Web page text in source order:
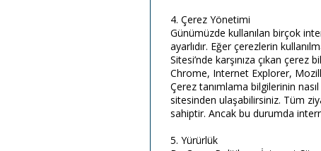
4. Çerez Yönetimi
Günümüzde kullanılan birçok
ayarlıdır. Eğer çerezlerin
Sitesi’nde karşınıza çıkan çerez
Chrome, Internet Explorer,
Çerez tanımlama bilgilerinin
sitesinden ulaşabilirsiniz. Tüm
sahiptir. Ancak bu durumda
5. Yürürlük